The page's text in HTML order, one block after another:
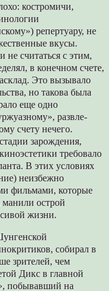
костромичи,
репертуару, не
вкусы.
считаться с этим,
в конечном счете,
Это вызывало
но такова была
еще одно
развле­
сче­ту нечего.
зарождения,
требовало
В этих условиях
неизбежно
фильмами, которые
острой
жизни.
собирал в
зрителей, чем
Дикс в глав­ной
побывавший на